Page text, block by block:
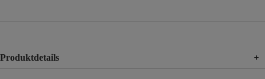
Produktdetails +